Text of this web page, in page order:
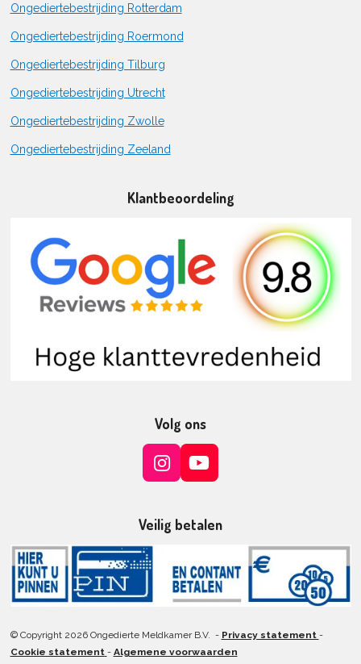
Ongediertebestrijding Rotterdam
Ongediertebestrijding Roermond
Ongediertebestrijding Tilburg
Ongediertebestrijding Utrecht
Ongediertebestrijding Zwolle
Ongediertebestrijding Zeeland
Klantbeoordeling
Volg ons
I
t
Y
T
e
Veilig betalen
© Copyright 2026 Ongedierte Meldkamer B.V. - Privacy statement -
Cookie statement - Algemene voorwaarden